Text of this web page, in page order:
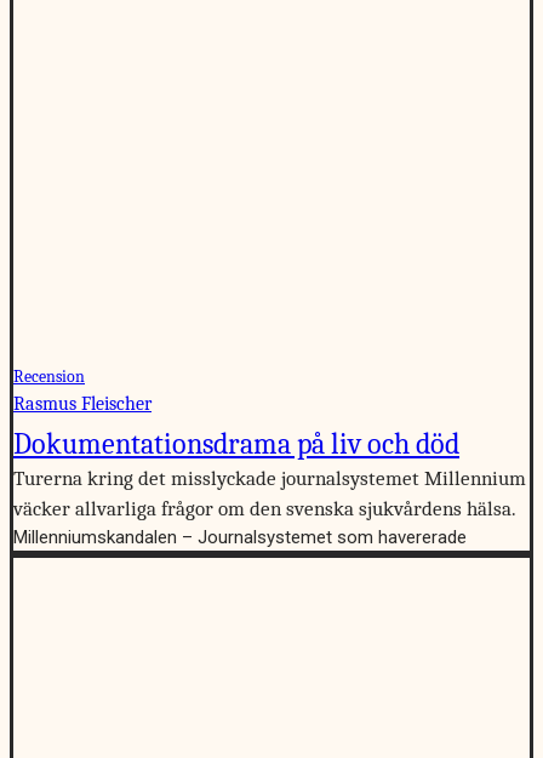
Recension
Rasmus Fleischer
Dokumentationsdrama på liv och död
Turerna kring det misslyckade journalsystemet Millennium
väcker allvarliga frågor om den svenska sjukvårdens hälsa.
Millenniumskandalen – Journalsystemet som havererade